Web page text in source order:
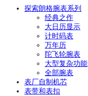
探索朗格腕表系列
经典之作
大日历显示
计时码表
万年历
陀飞轮腕表
大型复杂功能
全部腕表
表厂自制机芯
表带和表扣